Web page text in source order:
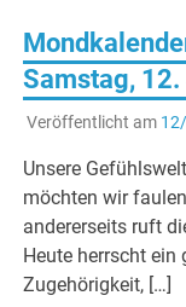
Samstag,
Veröffentlicht am
Unsere
möchten wir
andererseits ruft
Heute herrscht ein
Zugehörigkeit, […]